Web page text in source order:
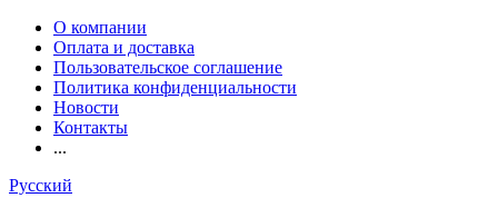
О компании
Оплата и доставка
Пользовательское соглашение
Политика конфиденциальности
Новости
Контакты
...
Русский